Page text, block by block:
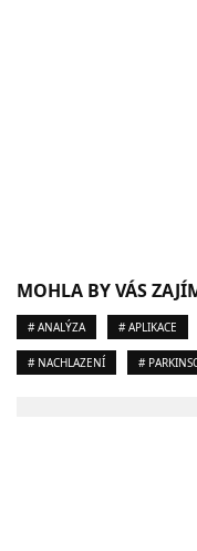
MOHLA BY VÁS
# ANALÝZA # APLIKACE
# NACHLAZENÍ #